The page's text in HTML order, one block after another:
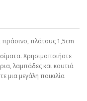
πλάτους 1,5cm
Χρησιμοποιήστε
λαμπάδες και κουτιά
μια μεγάλη ποικιλία